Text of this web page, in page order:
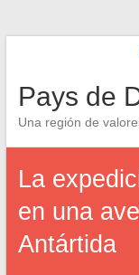
Pays de
Una región de
La
en una
Antártida